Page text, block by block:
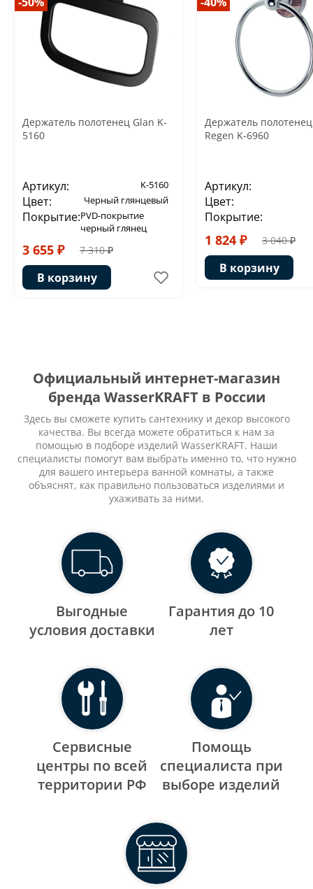
Держатель полотенец Glan K-
5160
Артикул: K-5160
Цвет: Черный глянцевый
Покрытие:PVD-покрытие
черный глянец
3 655 ₽ 7 310 ₽
В корзину
Держатель
Regen K-6960
Артикул:
Цвет:
Покрытие:
1 824 ₽ 3 040 ₽
В корзину
Официальный интернет-магазин
бренда WasserKRAFT в России
Здесь вы сможете купить сантехнику и декор высокого
качества. Вы всегда можете обратиться к нам за
помощью в подборе изделий WasserKRAFT. Наши
специалисты помогут вам выбрать именно то, что нужно
для вашего интерьера ванной комнаты, а также
объяснят, как правильно пользоваться изделиями и
ухаживать за ними.
Выгодные
уcловия доставки
Гарантия до 10
лет
Сервисные
центры по всей
территории РФ
Помощь
специалиста при
выборе изделий